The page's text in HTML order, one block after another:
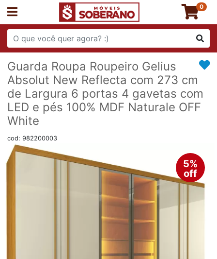
0
Guarda Roupa Roupeiro Gelius
Absolut New Reflecta com 273 cm
de Largura 6 portas 4 gavetas com
LED e pés 100% MDF Naturale OFF
White
cod: 982200003
5%
off